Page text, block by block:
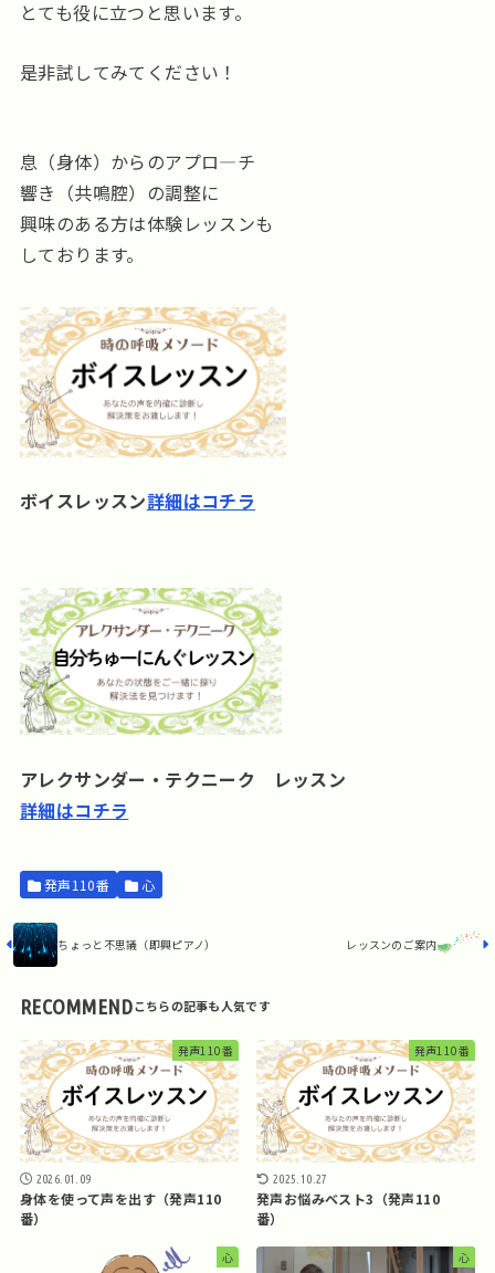
とても役に立つと思います。
是非試してみてください！
息（身体）からのアプロ―チ
響き（共鳴腔）の調整に
興味のある方は体験レッスンも
しております。
ボイスレッスン詳細はコチラ
アレクサンダー・テクニーク レッスン
詳細はコチラ
発声110番 心
ちょっと不思議（即興ピアノ） レッスンのご案内
RECOMMEND
発声110番
2026.01.09
身体を使って声を出す（発声110
番）
発声110番
2025.10.27
発声お悩みベスト3（発声110
番）
心 心